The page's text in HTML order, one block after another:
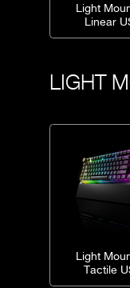
Light
Linear
LIGHT
Light
Tactile